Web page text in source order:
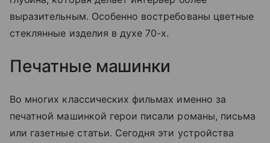
выразительным. Особенно востребованы цветные
стеклянные изделия в духе 70-х.
Печатные машинки
Во многих классических фильмах именно за
печатной машинкой герои писали романы, письма
или газетные статьи. Сегодня эти устройства